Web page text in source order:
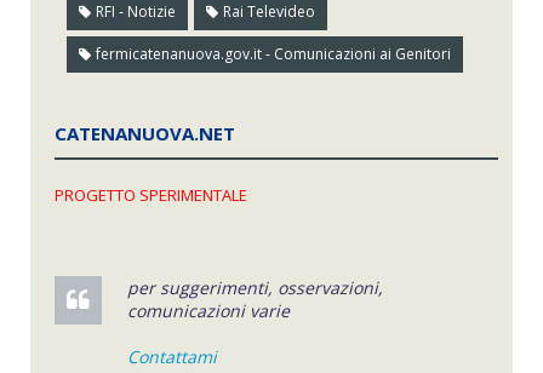
RFI - Notizie Rai Televideo
fermicatenanuova.gov.it - Comunicazioni ai Genitori
CATENANUOVA.NET
PROGETTO SPERIMENTALE
per suggerimenti, osservazioni,
comunicazioni varie
Contattami